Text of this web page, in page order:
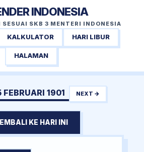
INDONESIA
SESUAI SKB 3 MENTERI INDONESIA
KALKULATOR HARI LIBUR
HALAMAN
FEBRUARI 1901 NEXT →
KE HARI INI